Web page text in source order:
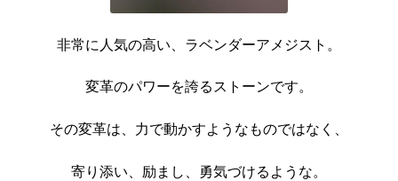
非常に人気の高い、ラベンダーアメジスト。
変革のパワーを誇るストーンです。
その変革は、力で動かすようなものではなく、
寄り添い、励まし、勇気づけるような。